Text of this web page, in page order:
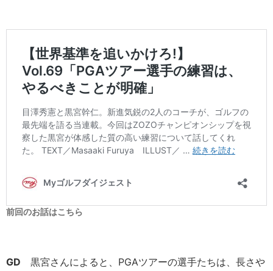
前回のお話はこちら
GD 黒宮さんによると、PGAツアーの選手たちは、長さや